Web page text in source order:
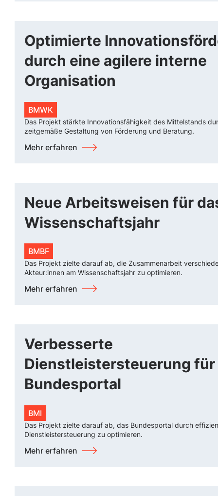
Optimierte
durch eine agilere interne
Organisation
BMWK
Das Projekt stärkte Innovationsfähigkeit des Mittelstands
zeitgemäße Gestaltung von Förderung und Beratung.
Mehr erfahren
Neue Arbeitsweisen für
Wissenschaftsjahr
BMBF
Das Projekt zielte darauf ab, die Zusammenarbeit
Akteur:innen am Wissenschaftsjahr zu optimieren.
Mehr erfahren
Verbesserte
Dienstleistersteuerung für
Bundesportal
BMI
Das Projekt zielte darauf ab, das Bundesportal durch
Dienstleistersteuerung zu optimieren.
Mehr erfahren